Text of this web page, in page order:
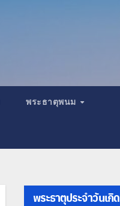
พระธาตุพนม
พระธาตุประจำวันเกิด